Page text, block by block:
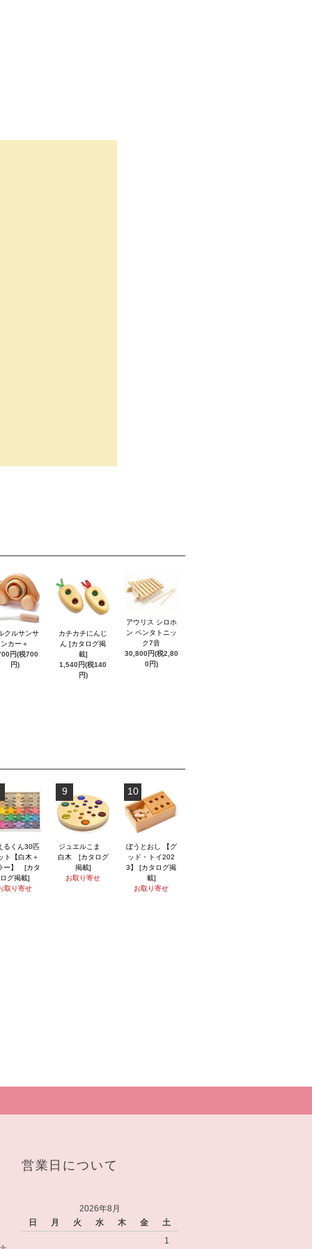
クルサンサ
ンカー＋
円(税700
円)
カチカチにんじ
ん [カタログ掲
載]
1,540円(税140
円)
アウリス シロホ
ン ペンタトニッ
ク7音
30,800円(税2,80
0円)
るくん30匹
ト【白木＋
ー】 [カタ
ログ掲載]
取り寄せ
9
ジュエルこま
白木 [カタログ
掲載]
お取り寄せ
10
ぼうとおし 【グ
ッド・トイ202
3】 [カタログ掲
載]
お取り寄せ
営業日について
2026年8月
日
月 火 水 木 金
土
1